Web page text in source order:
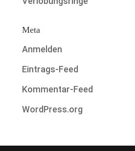
Meta
Anmelden
Eintrags-Feed
Kommentar-Feed
WordPress.org